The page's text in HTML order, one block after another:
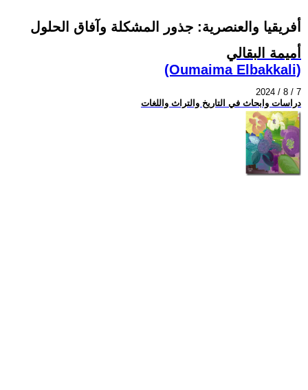
أفريقيا والعنصرية: جذور المشكلة وآفاق الحلول
أميمة البقالي
(Oumaima Elbakkali)
2024 / 8 / 7
دراسات وابحاث في التاريخ والتراث واللغات